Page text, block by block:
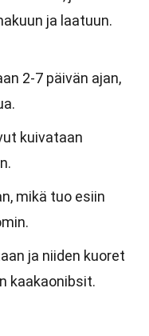
ja laatuun.
2-7 päivän ajan,
kuivataan
mikä tuo esiin
ja niiden kuoret
kaakaonibsit.